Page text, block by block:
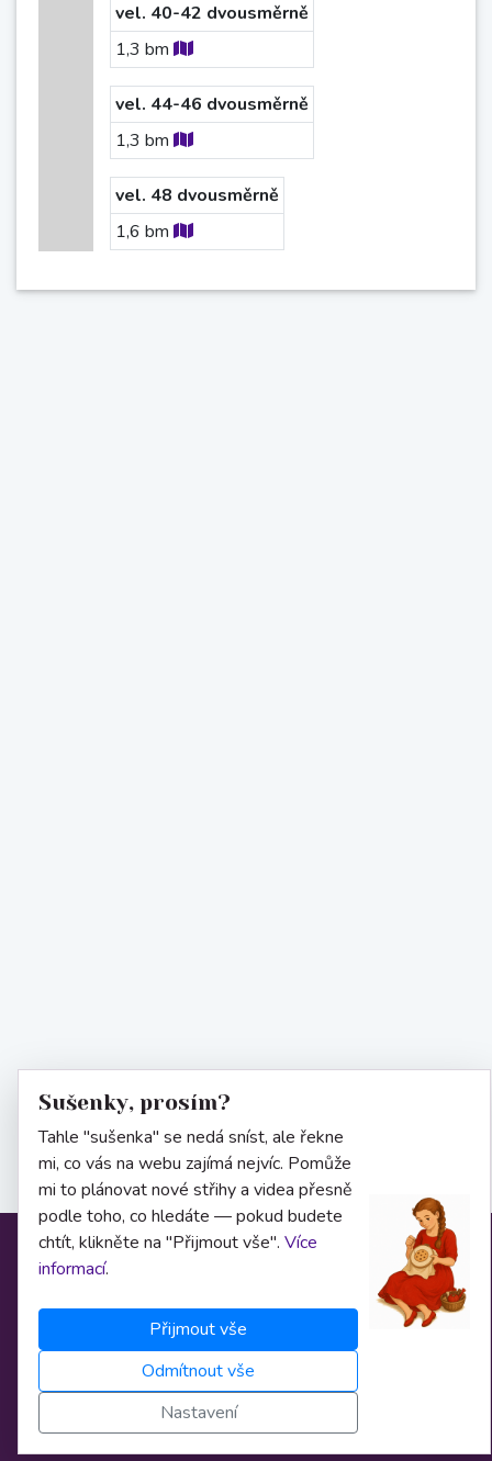
vel. 40-42 dvousměrně
1,3 bm
vel. 44-46 dvousměrně
1,3 bm
vel. 48 dvousměrně
1,6 bm
O nás
Obchodní podmínky
Osobní údaje
Sušenky, prosím?
Tahle "sušenka" se nedá sníst, ale řekne
mi, co vás na webu zajímá nejvíc. Pomůže
mi to plánovat nové střihy a videa přesně
podle toho, co hledáte — pokud budete
chtít, klikněte na "Přijmout vše". Více
informací.
Přijmout vše
Odmítnout vše
Nastavení